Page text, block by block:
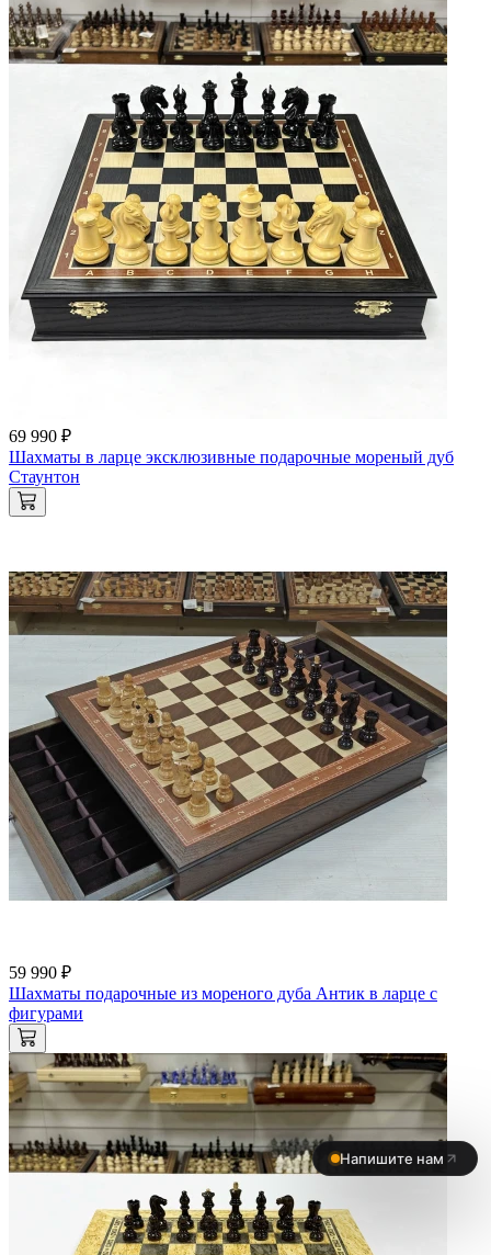
69 990 ₽
Шахматы в ларце эксклюзивные подарочные мореный дуб
Стаунтон
59 990 ₽
Шахматы подарочные из мореного дуба Антик в ларце с
фигурами